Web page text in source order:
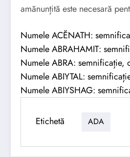
amănunțită este necesară
Numele ACĔNATH:
Numele ABRAHAMIT:
Numele ABRA: semnificație,
Numele ABIYTAL:
Numele ABIYSHAG:
Etichetă ADA